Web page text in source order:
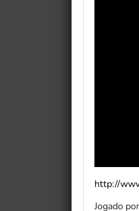
http://
Jogado